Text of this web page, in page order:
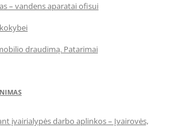
– vandens aparatai ofisui
draudimą. Patarimai
įvairialypės darbo aplinkos – Įvairovės,